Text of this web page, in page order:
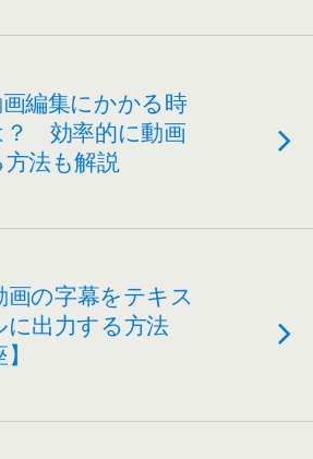
画編集にかかる時
？ 効率的に動画
法も解説
画の字幕をテキス
に出力する方法